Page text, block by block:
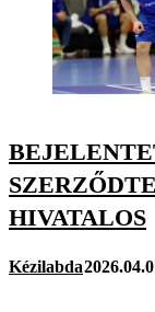
HIVATALOS
Kézilabda